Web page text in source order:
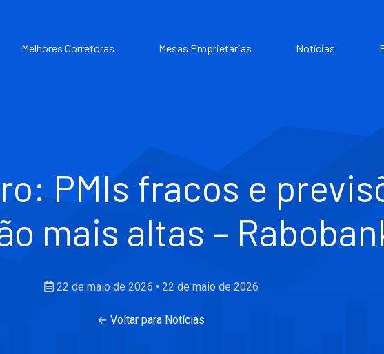
Melhores Corretoras Mesas Proprietárias Notícias
PMIs fracos e
mais altas –
22 de maio de 2026 • 22 de maio de 2026
← Voltar para Notícias